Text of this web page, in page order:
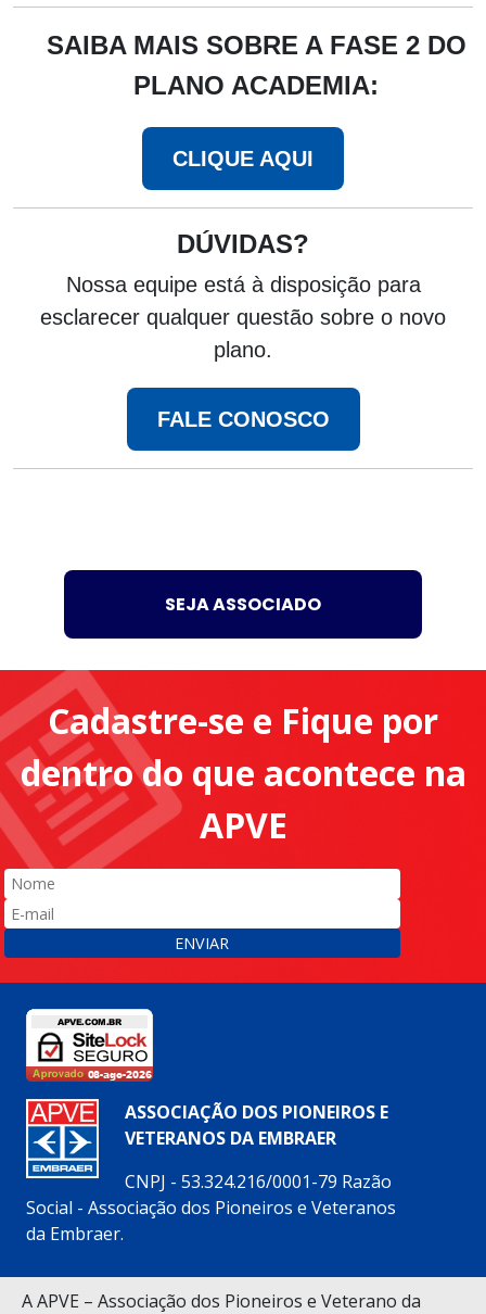
SAIBA MAIS SOBRE A FASE 2 DO
PLANO ACADEMIA:
CLIQUE AQUI
DÚVIDAS?
Nossa equipe está à disposição para
esclarecer qualquer questão sobre o novo
plano.
FALE CONOSCO
SEJA ASSOCIADO
A APVE – Associação dos Pioneiros e Veterano da
Cadastre-se e Fique por
dentro do que acontece na
APVE
ENVIAR
ASSOCIAÇÃO DOS PIONEIROS E
VETERANOS DA EMBRAER
CNPJ - 53.324.216/0001-79 Razão
Social - Associação dos Pioneiros e Veteranos
da Embraer.
Siga nossas redes sociais: